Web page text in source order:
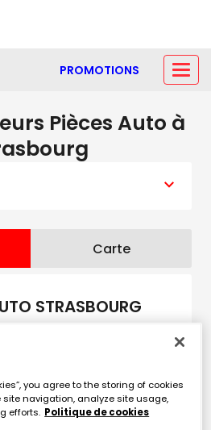
PROMOTIONS
Pièces Auto à
Carte
STRASBOURG
Téléphone
you agree to the storing of cookies
navigation, analyze site usage,
efforts. Politique de cookies